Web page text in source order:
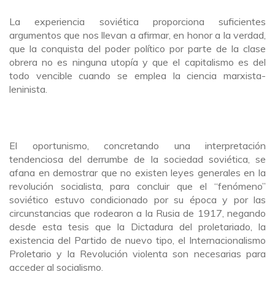
La experiencia soviética proporciona suficientes
argumentos que nos llevan a afirmar, en honor a la verdad,
que la conquista del poder político por parte de la clase
obrera no es ninguna utopía y que el capitalismo es del
todo vencible cuando se emplea la ciencia marxista-
leninista.
El oportunismo, concretando una interpretación
tendenciosa del derrumbe de la sociedad soviética, se
afana en demostrar que no existen leyes generales en la
revolución socialista, para concluir que el “fenómeno”
soviético estuvo condicionado por su época y por las
circunstancias que rodearon a la Rusia de 1917, negando
desde esta tesis que la Dictadura del proletariado, la
existencia del Partido de nuevo tipo, el Internacionalismo
Proletario y la Revolución violenta son necesarias para
acceder al socialismo.